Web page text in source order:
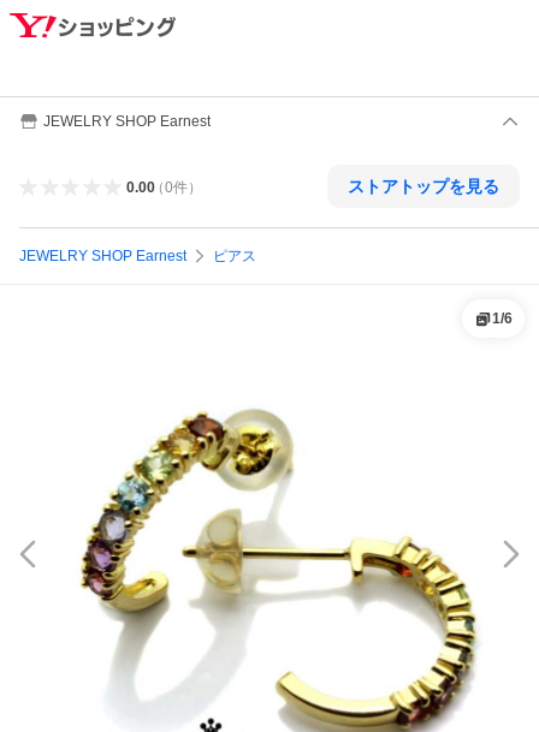
JEWELRY SHOP Earnest
0.00（0件） ストアトップを見る
JEWELRY SHOP Earnest ピアス
1/6